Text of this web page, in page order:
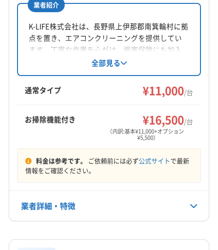
所在地
岐阜県中津川市
対応地域
下伊那郡阿南町 木曽郡上松町
木曽郡南木曽町
木曽郡木曽町
(岐阜県) 下呂市
(岐阜県) 加茂郡坂祝町
(岐阜県) 加茂郡七宗町
(岐阜県) 加茂郡白川町
(岐阜県) 加茂郡八百津町
(岐阜県) 可児郡御嵩町
(岐阜県) 恵那市
(岐阜県) 瑞浪市
(岐阜県) 中津川市
(岐阜県) 土岐市
(愛知県) 尾張旭市
(愛知県) 名古屋市守山区
(愛知県) 名古屋市千種区
(愛知県) 名古屋市東区
(愛知県) 名古屋市北区
定休日
なし
070-8548-2283
業者紹介
K-LIFE株式会社は、長野県上伊那郡南箕輪村に拠
点を置き、エアコンクリーニングを提供してい
ます。丁寧な作業を心がけ、損害保険にも加入
済み。営業時間外や対応地域外の相談も可能で
す。基本料金11,000円からで、複数台割引や、お
掃除機能付きエアコン、消臭抗菌コート、室外
機洗浄などのオプションも用意されています。
全部見る
通常タイプ ¥11,000/台
お掃除機能付き ¥16,500/台
（内訳:基本¥11,000+オプション
¥5,500）
料金は参考です。 ご依頼前には必ず公式サイトで最新
情報をご確認ください。
業者詳細・特徴